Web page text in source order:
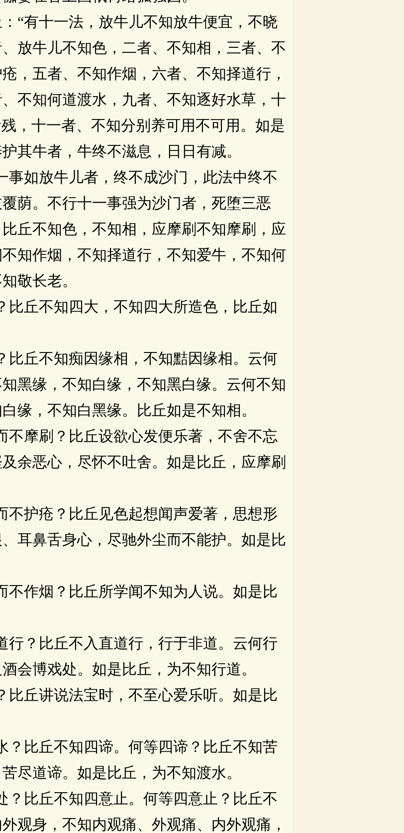
有十一法，放牛儿不知放牛便宜，不晓
放牛儿不知色，二者、不知相，三者、不
，五者、不知作烟，六者、不知择道行，
不知何道渡水，九者、不知逐好水草，十
，十一者、不知分别养可用不可用。如是
其牛者，牛终不滋息，日日有减。
如放牛儿者，终不成沙门，此法中终不
荫。不行十一事强为沙门者，死堕三恶
丘不知色，不知相，应摩刷不知摩刷，应
知作烟，不知择道行，不知爱牛，不知何
敬长老。
丘不知四大，不知四大所造色，比丘如
丘不知痴因缘相，不知黠因缘相。云何
黑缘，不知白缘，不知黑白缘。云何不知
缘，不知白黑缘。比丘如是不知相。
摩刷？比丘设欲心发便乐著，不舍不忘
余恶心，尽怀不吐舍。如是比丘，应摩刷
护疮？比丘见色起想闻声爱著，思想形
耳鼻舌身心，尽驰外尘而不能护。如是比
作烟？比丘所学闻不知为人说。如是比
？比丘不入直道行，行于非道。云何行
会博戏处。如是比丘，为不知行道。
丘讲说法宝时，不至心爱乐听。如是比
比丘不知四谛。何等四谛？比丘不知苦
尽道谛。如是比丘，为不知渡水。
比丘不知四意止。何等四意止？比丘不
观身，不知内观痛、外观痛、内外观痛，